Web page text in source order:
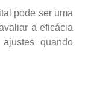
pode ser uma
a eficácia
quando